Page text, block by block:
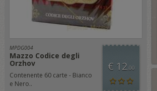
MPDG004
Mazzo Codice degli
Orzhov
Contenente 60 carte - Bianco
e Nero..
€ 12,00